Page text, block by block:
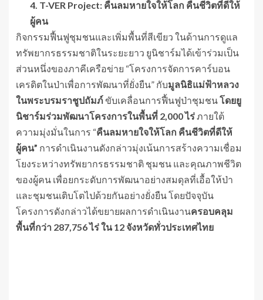
4. T-VER Project: คืนลมหายใจให้โลก คืนชีวิตที่ดีให้
ผู้คน
กิจกรรมฟื้นฟูชุมชนและเพิ่มพื้นที่สีเขียว ในด้านการดูแล
ทรัพยากรธรรมชาติในระยะยาว ยูนิชาร์มได้เข้าร่วมเป็น
ส่วนหนึ่งของภาคีเครือข่าย “โครงการจัดการคาร์บอน
เครดิตในป่าเพื่อการพัฒนาที่ยั่งยืน” กับมูลนิธิแม่ฟ้าหลวง
ในพระบรมราชูปถัมภ์ขับเคลื่อนการฟื้นฟูป่าชุมชนโดยยู
นิชาร์มร่วมพัฒนาโครงการในพื้นที่ 2,000 ไร่ภายใต้
ความมุ่งมั่นในการ “คืนลมหายใจให้โลก คืนชีวิตที่ดีให้
ผู้คน” การดำเนินงานดังกล่าวมุ่งเน้นการสร้างความเชื่อม
โยงระหว่างทรัพยากรธรรมชาติ ชุมชน และคุณภาพชีวิต
ของผู้คน เพื่อยกระดับการพัฒนาอย่างสมดุลที่เอื้อให้ป่า
และชุมชนเติบโตไปด้วยกันอย่างยั่งยืน โดยปัจจุบัน
โครงการดังกล่าวได้ขยายผลการดำเนินงานครอบคลุม
พื้นที่กว่า 287,756 ไร่ ใน 12 จังหวัดทั่วประเทศไทย